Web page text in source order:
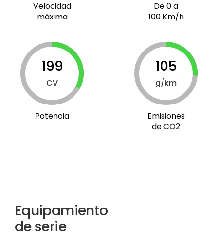
Velocidad
máxima
De 0 a
100 Km/h
199
CV
Potencia
105
g/km
Emisiones
de CO2
Equipamiento
de serie